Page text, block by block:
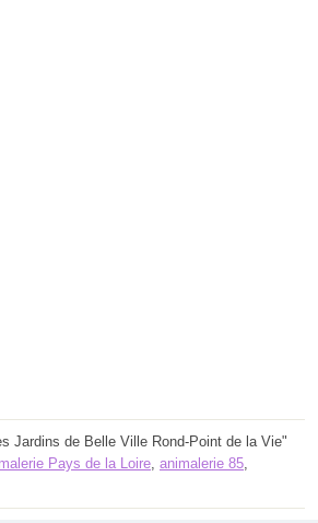
Jardins de Belle Ville Rond-Point de la Vie"
Pays de la Loire animalerie 85